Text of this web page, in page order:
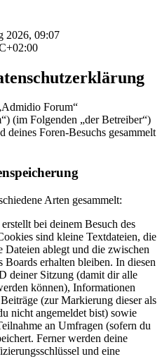
2026, 09:07
Forum“
(im Folgenden „der Betreiber“)
deines Foren-Besuchs gesammelt
Arten gesammelt:
bei deinem Besuch des
sind kleine Textdateien, die
Dateien ablegt und die zwischen
erhalten bleiben. In diesen
deiner Sitzung (damit dir alle
können), Informationen
(zur Markierung dieser als
nicht angemeldet bist) sowie
an Umfragen (sofern du
Ferner werden deine
und eine